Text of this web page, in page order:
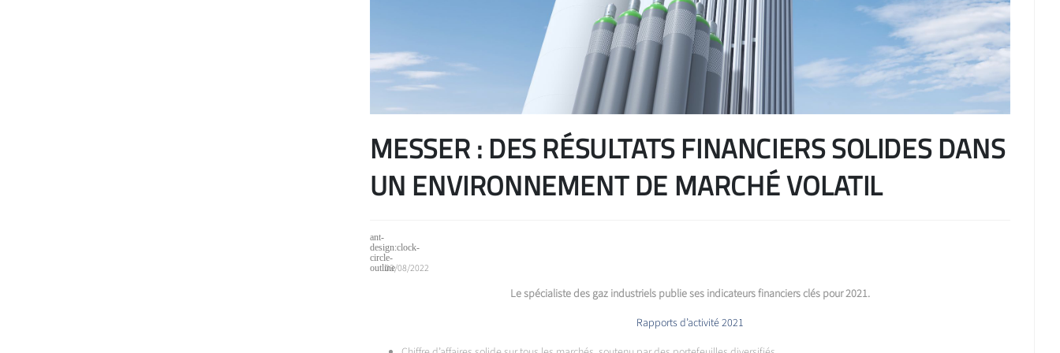
MESSER : DES RÉSULTATS FINANCIERS SOLIDES DANS
UN ENVIRONNEMENT DE MARCHÉ VOLATIL
03/08/2022
Le spécialiste des gaz industriels publie ses indicateurs financiers clés pour 2021.
Rapports d’activité 2021